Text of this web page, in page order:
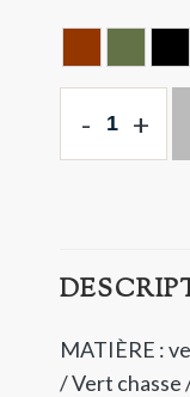
HAVANA
- +
MATIÈRE :
/ Vert chasse